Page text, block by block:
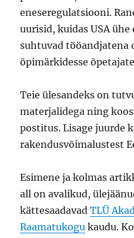
eneseregulatsiooni.
uurisid, kuidas USA
suhtuvad tööandjatena
õpimärkidesse
Teie ülesandeks on
materjalidega ning
postitus. Lisage juurde
rakendusvõimalustest
Esimene ja kolmas
all on avalikud,
kättesaadavadTLÜ
Raamatukogu kaudu.